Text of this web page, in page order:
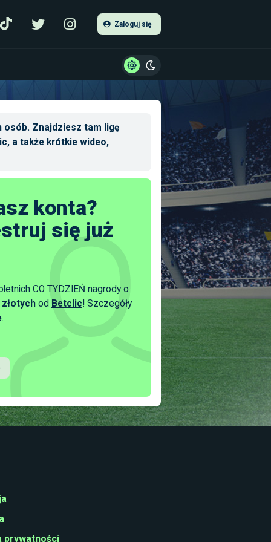
Zaloguj się
osób. Znajdziesz tam ligę
, a także krótkie wideo,
konta?
się już
CO TYDZIEŃ nagrody o
od Betclic! Szczegóły
.
prywatności